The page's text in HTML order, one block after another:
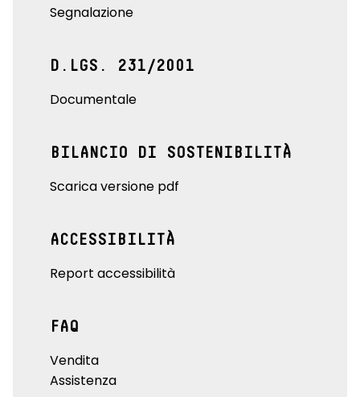
Segnalazione
D.LGS. 231/2001
Documentale
BILANCIO DI SOSTENIBILITÀ
Scarica versione pdf
ACCESSIBILITÀ
Report accessibilità
FAQ
Vendita
Assistenza